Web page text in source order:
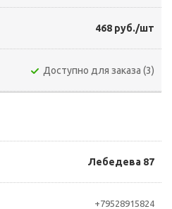
468 руб./шт
Доступно для заказа (3)
Лебедева 87
+79528915824